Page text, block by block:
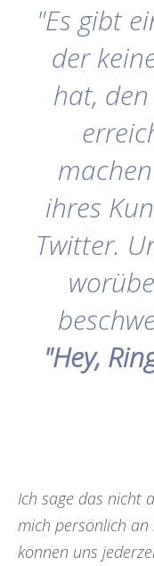
"Es gibt
der
hat,
ihres
Twitter.
"Hey,
Ich sage das nicht
mich persönlich an
können uns